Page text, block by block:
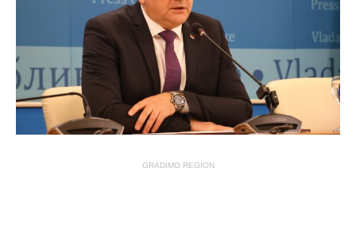
GRADIMO REGION